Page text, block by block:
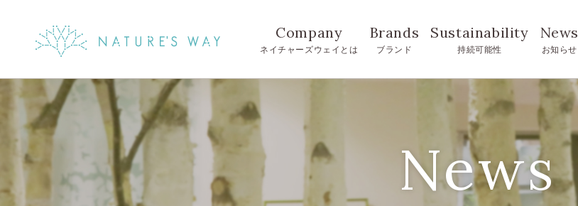
Company
ネイチャーズウェイとは
Brands
ブランド
Sustainability
持続可能性
News
お知らせ
News